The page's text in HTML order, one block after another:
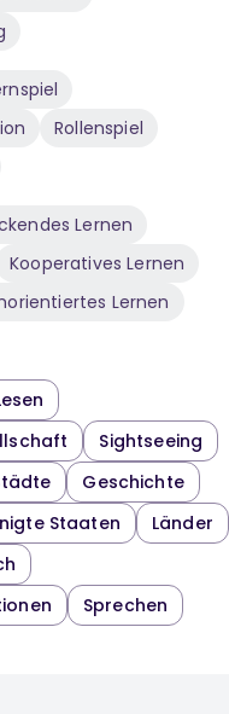
Rollenspiel
Lernen
Kooperatives Lernen
Lernen
Sightseeing
Geschichte
Staaten
Länder
Sprechen